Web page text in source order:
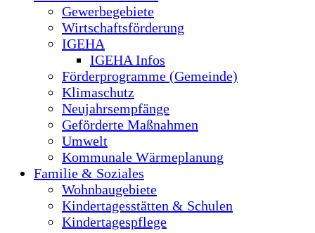
Gewerbegebiete
Wirtschaftsförderung
IGEHA
IGEHA Infos
Förderprogramme (Gemeinde)
Klimaschutz
Neujahrsempfänge
Geförderte Maßnahmen
Umwelt
Kommunale Wärmeplanung
Familie & Soziales
Wohnbaugebiete
Kindertagesstätten & Schulen
Kindertagespflege